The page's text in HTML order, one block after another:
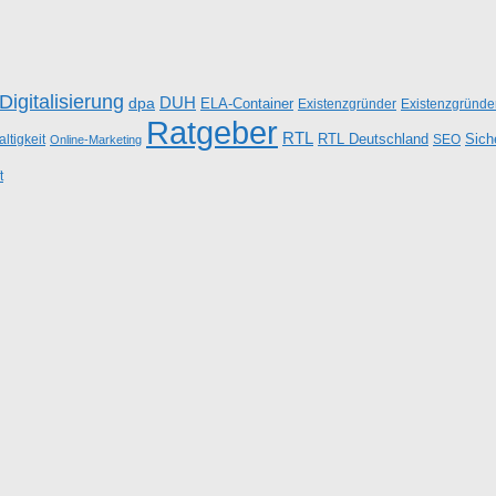
Digitalisierung dpa DUH ELA-Container Existenzgründer
Online-Marketing Ratgeber RTL RTL Deutschland SEO